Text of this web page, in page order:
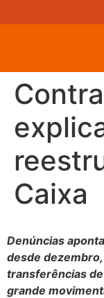
Caixa
Denúncias
desde
transferências
grande